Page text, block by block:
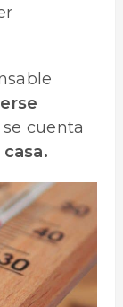
cuenta